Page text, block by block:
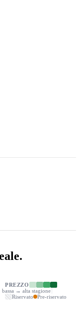
PREZZO
bassa → alta stagione
Riservato
Pre-riservato